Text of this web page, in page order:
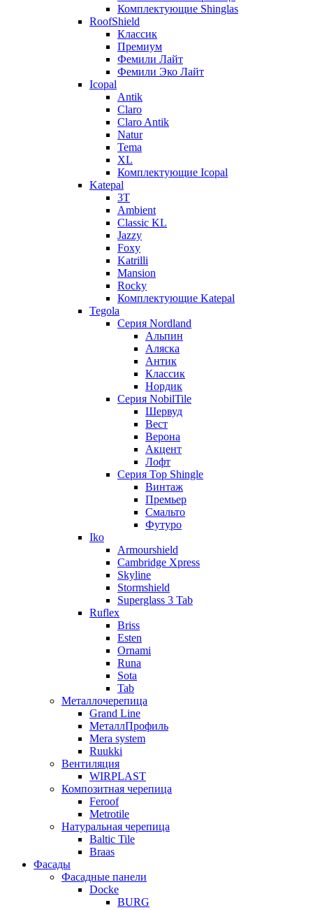
Комплектующие Shinglas
RoofShield
Классик
Премиум
Фемили Лайт
Фемили Эко Лайт
Icopal
Antik
Claro
Claro Antik
Natur
Tema
XL
Комплектующие Icopal
Katepal
3T
Ambient
Classic KL
Jazzy
Foxy
Katrilli
Mansion
Rocky
Комплектующие Katepal
Tegola
Серия Nordland
Альпин
Аляска
Антик
Классик
Нордик
Серия NobilTile
Шервуд
Вест
Верона
Акцент
Лофт
Серия Top Shingle
Винтаж
Премьер
Смальто
Футуро
Iko
Armourshield
Cambridge Xpress
Skyline
Stormshield
Superglass 3 Tab
Ruflex
Briss
Esten
Ornami
Runa
Sota
Tab
Металлочерепица
Grand Line
МеталлПрофиль
Mera system
Ruukki
Вентиляция
WIRPLAST
Композитная черепица
Feroof
Metrotile
Натуральная черепица
Baltic Tile
Braas
Фасады
Фасадные панели
Docke
BURG